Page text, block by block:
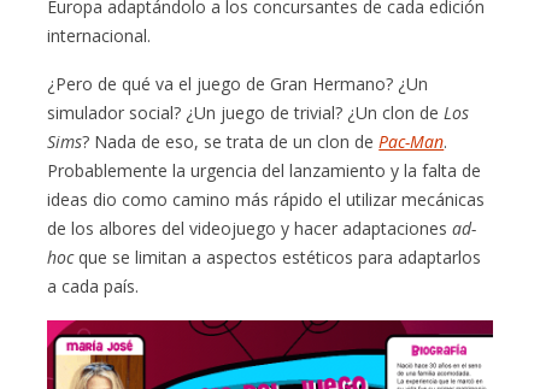
Europa adaptándolo a los concursantes de cada edición
internacional.
¿Pero de qué va el juego de Gran Hermano? ¿Un
simulador social? ¿Un juego de trivial? ¿Un clon de Los
Sims? Nada de eso, se trata de un clon de Pac-Man.
Probablemente la urgencia del lanzamiento y la falta de
ideas dio como camino más rápido el utilizar mecánicas
de los albores del videojuego y hacer adaptacionesad-
hocque se limitan a aspectos estéticos para adaptarlos
a cada país.